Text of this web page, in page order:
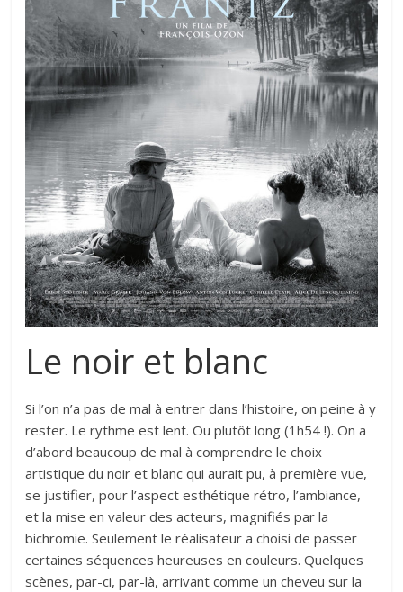
Le noir et blanc
Si l’on n’a pas de mal à entrer dans l’histoire, on peine à y
rester. Le rythme est lent. Ou plutôt long (1h54 !). On a
d’abord beaucoup de mal à comprendre le choix
artistique du noir et blanc qui aurait pu, à première vue,
se justifier, pour l’aspect esthétique rétro, l’ambiance,
et la mise en valeur des acteurs, magnifiés par la
bichromie. Seulement le réalisateur a choisi de passer
certaines séquences heureuses en couleurs. Quelques
scènes, par-ci, par-là, arrivant comme un cheveu sur la